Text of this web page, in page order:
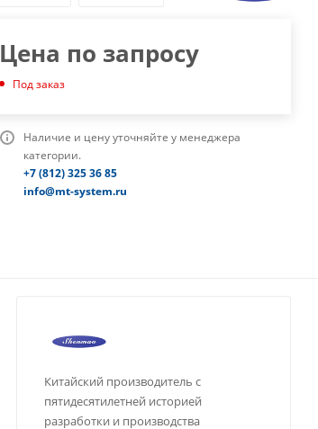
Цена по запросу
Под заказ
Наличие и цену уточняйте у менеджера
категории.
+7 (812) 325 36 85
info@mt-system.ru
Китайский производитель с
пятидесятилетней историей
разработки и производства